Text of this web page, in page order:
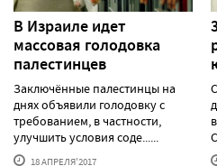
В Израиле идет
массовая голодовка
палестинцев
Заключённые палестинцы на
днях объявили голодовку с
требованием, в частности,
улучшить условия соде......
18 АПРЕЛЯ'2017